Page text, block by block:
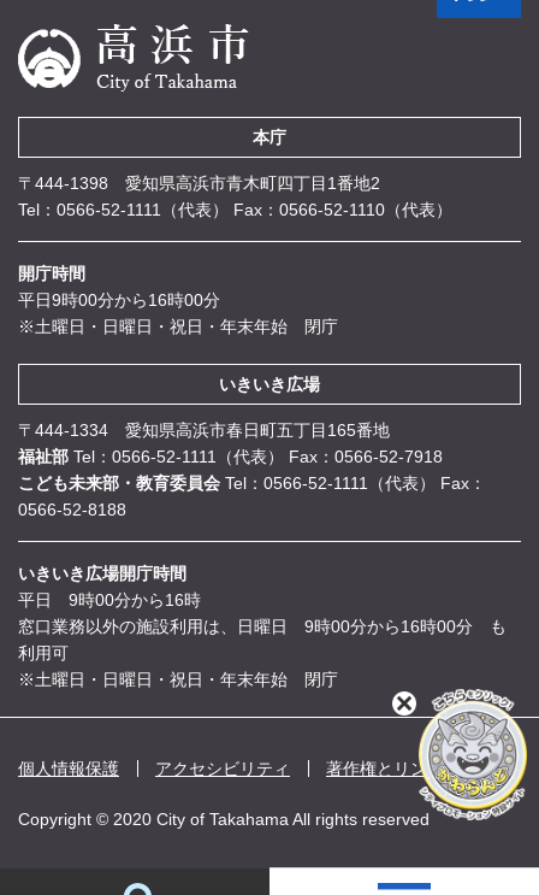
本庁
〒444-1398 愛知県高浜市青木町四丁目1番地2
Tel：0566-52-1111（代表）
Fax：0566-52-1110（代表）
開庁時間
平日9時00分から16時00分
※土曜日・日曜日・祝日・年末年始 閉庁
いきいき広場
〒444-1334 愛知県高浜市春日町五丁目165番地
福祉部 Tel：0566-52-1111（代表）
Fax：0566-52-7918
こども未来部・教育委員会 Tel：0566-52-1111（代表）
Fax：
0566-52-8188
いきいき広場開庁時間
平日 9時00分から16時
窓口業務以外の施設利用は、日曜日 9時00分から16時00分 も
利用可
※土曜日・日曜日・祝日・年末年始 閉庁
個人情報保護 アクセシビリティ 著作権とリンク
Copyright © 2020 City of Takahama All rights reserved
閉